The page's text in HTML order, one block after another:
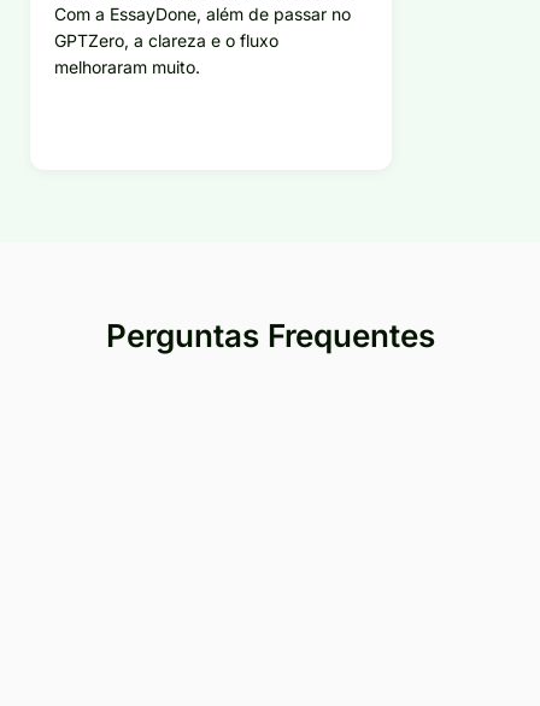
Com a EssayDone, além de passar no
GPTZero, a clareza e o fluxo
melhoraram muito.
Perguntas Frequentes